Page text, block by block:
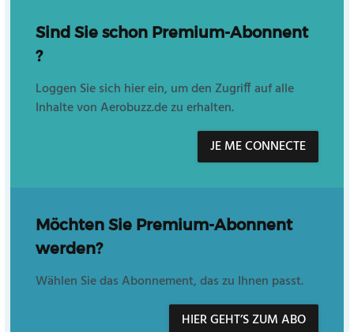
Sind Sie schon Premium-Abonnent
?
Loggen Sie sich hier ein, um den Zugriff auf alle
Inhalte von Aerobuzz.de zu erhalten.
JE ME CONNECTE
Möchten Sie Premium-Abonnent
werden?
Wählen Sie das Abonnement, das zu Ihnen passt.
HIER GEHT’S ZUM ABO